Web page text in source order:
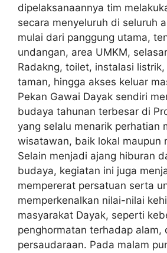
dipelaksanaannya tim
secara menyeluruh di seluruh
mulai dari panggung utama,
undangan, area UMKM,
Radakng, toilet, instalasi listrik,
taman, hingga akses keluar
Pekan Gawai Dayak sendiri
budaya tahunan terbesar di
yang selalu menarik perhatian
wisatawan, baik lokal maupun
Selain menjadi ajang hiburan
budaya, kegiatan ini juga
mempererat persatuan serta
memperkenalkan nilai-nilai
masyarakat Dayak, seperti
penghormatan terhadap alam,
persaudaraan. Pada malam